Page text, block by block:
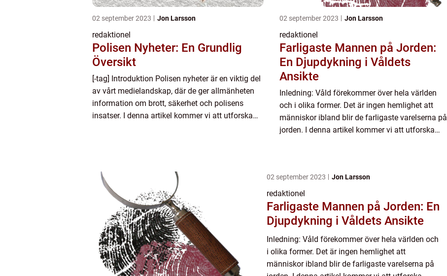
02 september 2023 Jon Larsson
redaktionel
Polisen Nyheter: En Grundlig
Översikt
[-tag] Introduktion Polisen nyheter är en viktig del
av vårt medielandskap, där de ger allmänheten
information om brott, säkerhet och polisens
insatser. I denna artikel kommer vi att utforska
02 september 2023 Jon Larsson
redaktionel
Farligaste Mannen på Jorden:
En Djupdykning i Våldets
Ansikte
Inledning: Våld förekommer över hela världen
och i olika former. Det är ingen hemlighet att
människor ibland blir de farligaste varelserna på
jorden. I denna artikel kommer vi att utforska
02 september 2023 Jon Larsson
redaktionel
Farligaste Mannen på Jorden: En
Djupdykning i Våldets Ansikte
Inledning: Våld förekommer över hela världen och
i olika former. Det är ingen hemlighet att
människor ibland blir de farligaste varelserna på